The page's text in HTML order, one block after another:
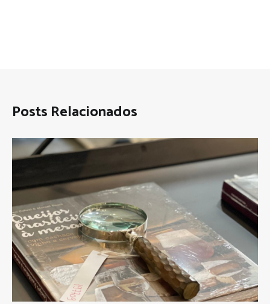
Posts Relacionados